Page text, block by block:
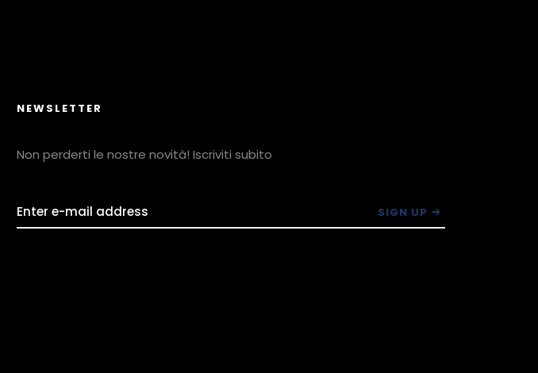
NEWSLETTER
Non perderti le nostre novità! Iscriviti subito